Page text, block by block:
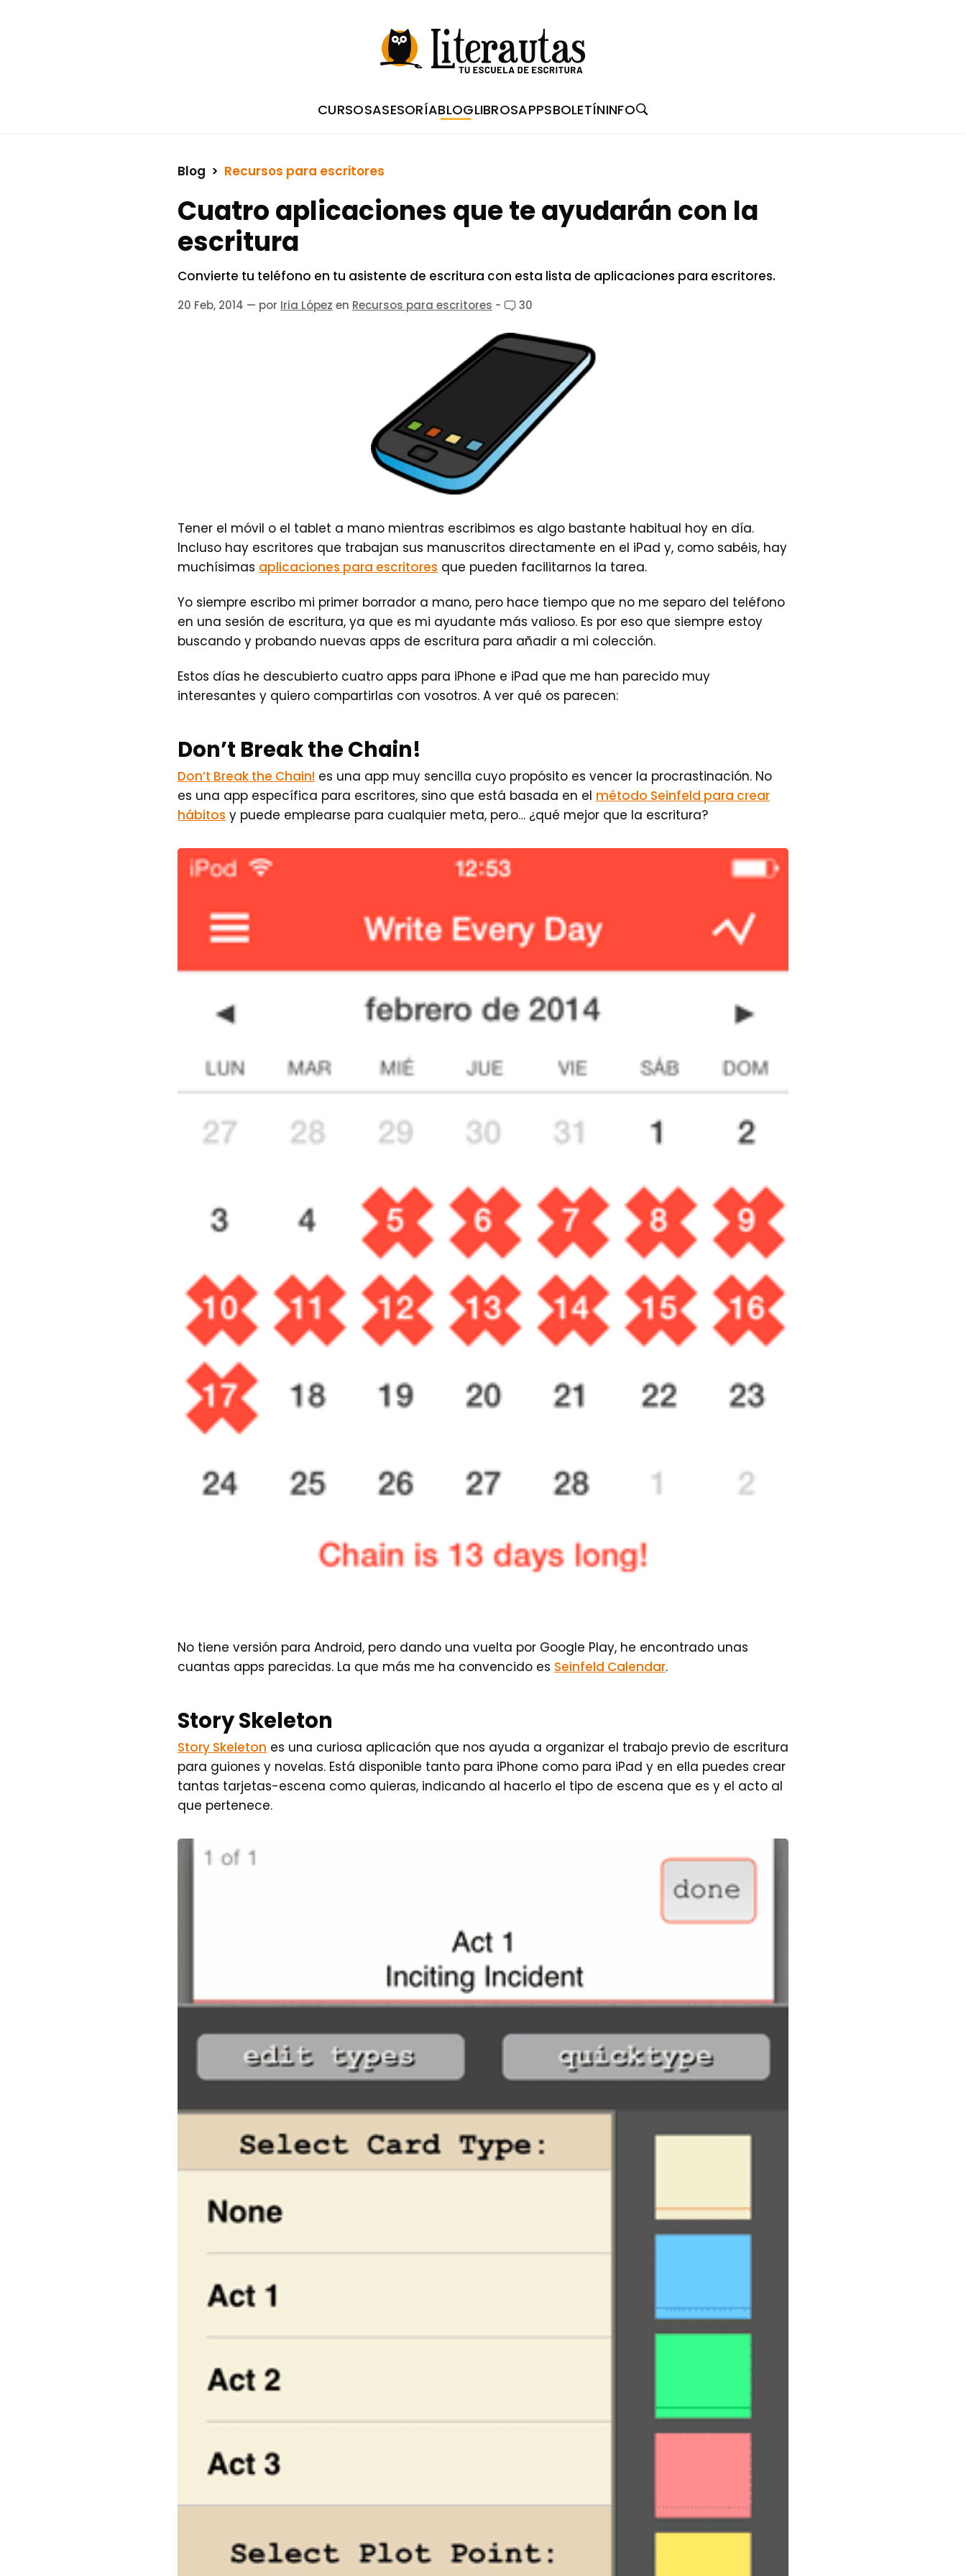
CURSOSASESORÍABLOGLIBROSAPPSBOLETÍNINFO
Blog
  >
Recursos para escritores
Cuatro aplicaciones que te ayudarán con la
escritura
Convierte tu teléfono en tu asistente de escritura con esta lista de aplicaciones para escritores.
20 Feb, 2014 — por Iria López en Recursos para escritores - 30
Tener el móvil o el tablet a mano mientras escribimos es algo bastante habitual hoy en día.
Incluso hay escritores que trabajan sus manuscritos directamente en el iPad y, como sabéis, hay
muchísimas aplicaciones para escritores que pueden facilitarnos la tarea.
Yo siempre escribo mi primer borrador a mano, pero hace tiempo que no me separo del teléfono
en una sesión de escritura, ya que es mi ayudante más valioso. Es por eso que siempre estoy
buscando y probando nuevas apps de escritura para añadir a mi colección.
Estos días he descubierto cuatro apps para iPhone e iPad que me han parecido muy
interesantes y quiero compartirlas con vosotros. A ver qué os parecen:
Don’t Break the Chain!
Don’t Break the Chain! es una app muy sencilla cuyo propósito es vencer la procrastinación. No
es una app específica para escritores, sino que está basada en el método Seinfeld para crear
hábitos y puede emplearse para cualquier meta, pero… ¿qué mejor que la escritura?
No tiene versión para Android, pero dando una vuelta por Google Play, he encontrado unas
cuantas apps parecidas. La que más me ha convencido es Seinfeld Calendar.
Story Skeleton
Story Skeleton es una curiosa aplicación que nos ayuda a organizar el trabajo previo de escritura
para guiones y novelas. Está disponible tanto para iPhone como para iPad y en ella puedes crear
tantas tarjetas-escena como quieras, indicando al hacerlo el tipo de escena que es y el acto al
que pertenece.